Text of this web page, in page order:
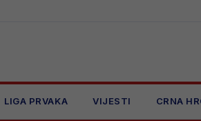
LIGA PRVAKA VIJESTI CRNA